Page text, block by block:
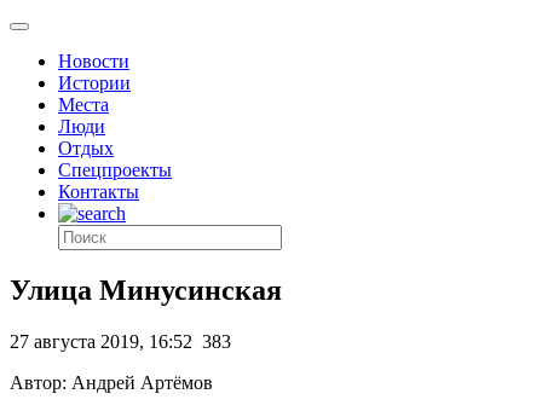
Новости
Истории
Места
Люди
Отдых
Спецпроекты
Контакты
Улица Минусинская
27 августа 2019, 16:52 383
Автор: Андрей Артёмов